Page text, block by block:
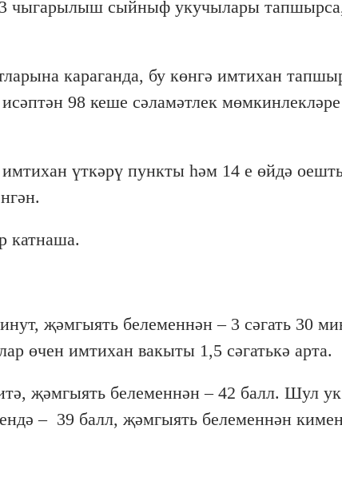
чыгарылыш сыйныф укучылары
караганда, бу көнгә имтихан
98 кеше сәламәтлек мөмкинлекләре
үткәрү пункты һәм 14 е өйдә
катнаша.
җәмгыять белеменнән – 3 сәгать 30
өчен имтихан вакыты 1,5 сәгатькә арта.
җәмгыять белеменнән – 42 балл. Шул
– 39 балл, җәмгыять белеменнән